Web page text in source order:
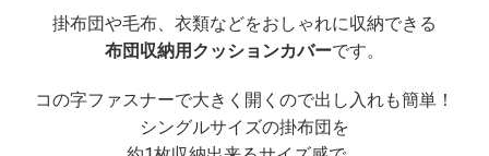
掛布団や毛布、衣類などをおしゃれに収納できる
布団収納用クッションカバーです。
コの字ファスナーで大きく開くので出し入れも簡単！
シングルサイズの掛布団を